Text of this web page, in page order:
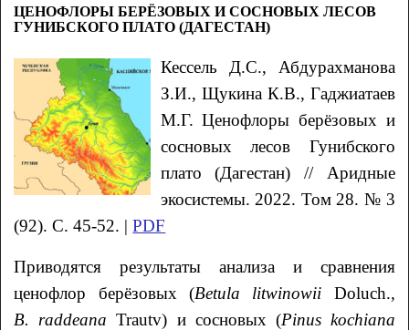
ЦЕНОФЛОРЫ БЕРЁЗОВЫХ И СОСНОВЫХ ЛЕСОВ
ГУНИБСКОГО ПЛАТО (ДАГЕСТАН)
Кессель Д.С., Абдурахманова
З.И., Щукина К.В., Гаджиатаев
М.Г.Ценофлоры берёзовых и
сосновых лесов Гунибского
плато (Дагестан)// Аридные
экосистемы. 2022. Том 28. № 3
(92). С. 45-52. |PDF
Приводятся результаты анализа и сравнения
ценофлор берёзовых (Betula litwinowii Doluch.,
В. raddeanaTrautv) и сосновых (Pinus kochiana